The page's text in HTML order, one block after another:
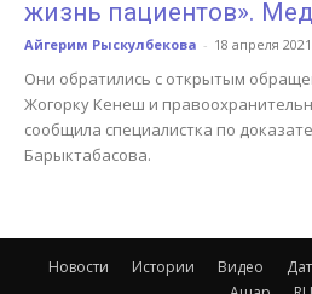
жизнь пациентов».
Айгерим Рыскулбекова - 18 апреля 2021
Они обратились с открытым
Жогорку Кенеш и
сообщила специалистка по
Барыктабасова.
Новости Истории Видео